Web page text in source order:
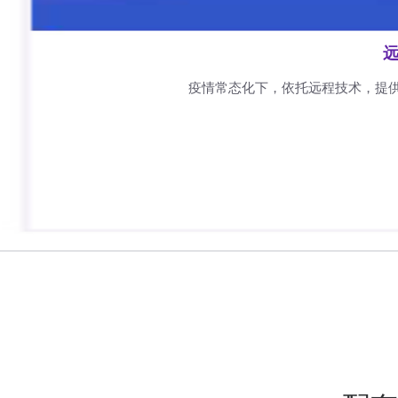
疫情常态化下，依托远程技术，提